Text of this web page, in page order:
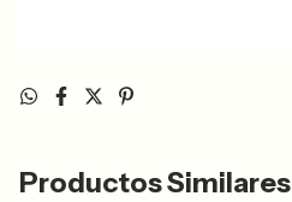
Productos Similares